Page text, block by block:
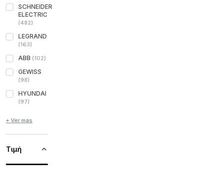
SCHNEIDER
ELECTRIC
(482)
LEGRAND
(163)
ABB (102)
GEWISS
(98)
HYUNDAI
(97)
+ Ver más
Τιμή